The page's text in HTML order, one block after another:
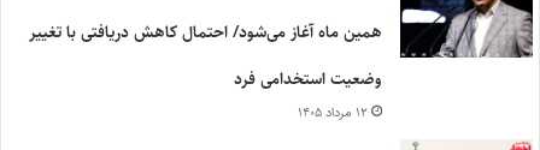
همین ماه آغاز می‌شود/ احتمال کاهش دریافتی با تغییر
وضعیت استخدامی فرد
۱۲ مرداد ۱۴۰۵